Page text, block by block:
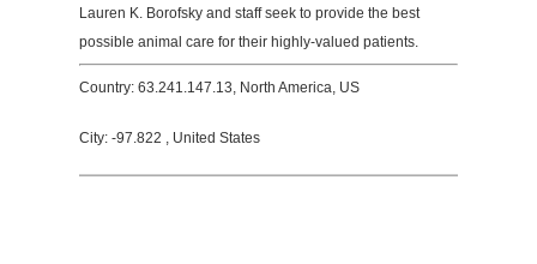
Lauren K. Borofsky and staff seek to provide the best
possible animal care for their highly-valued patients.
Country: 63.241.147.13, North America, US
City: -97.822 , United States